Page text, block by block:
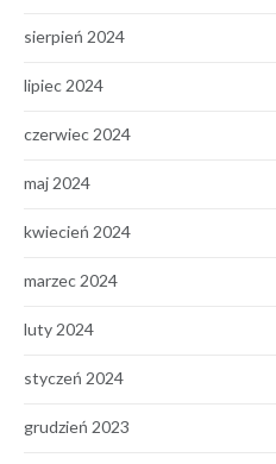
sierpień 2024
lipiec 2024
czerwiec 2024
maj 2024
kwiecień 2024
marzec 2024
luty 2024
styczeń 2024
grudzień 2023